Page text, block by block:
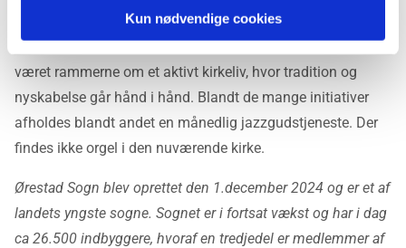
Kun nødvendige cookies
være Kirken i Ørestad i 8-tallet, Robert Jacobsens Vej 72B.
Den midlertidige kirke blev indviet i april 2018 og har siden
været rammerne om et aktivt kirkeliv, hvor tradition og
nyskabelse går hånd i hånd. Blandt de mange initiativer
afholdes blandt andet en månedlig jazzgudstjeneste. Der
findes ikke orgel i den nuværende kirke.
Ørestad Sogn blev oprettet den 1.december 2024 og er et af
landets yngste sogne. Sognet er i fortsat vækst og har i dag
ca 26.500 indbyggere, hvoraf en tredjedel er medlemmer af